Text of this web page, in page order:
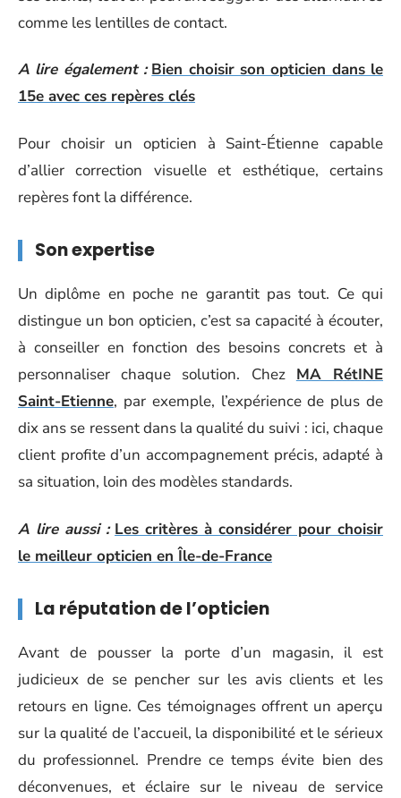
comme les lentilles de contact.
A lire également : Bien choisir son opticien dans le
15e avec ces repères clés
Pour choisir un opticien à Saint-Étienne capable
d’allier correction visuelle et esthétique, certains
repères font la différence.
Son expertise
Un diplôme en poche ne garantit pas tout. Ce qui
distingue un bon opticien, c’est sa capacité à écouter,
à conseiller en fonction des besoins concrets et à
personnaliser chaque solution. Chez MA RétINE
Saint-Etienne, par exemple, l’expérience de plus de
dix ans se ressent dans la qualité du suivi : ici, chaque
client profite d’un accompagnement précis, adapté à
sa situation, loin des modèles standards.
A lire aussi : Les critères à considérer pour choisir
le meilleur opticien en Île-de-France
La réputation de l’opticien
Avant de pousser la porte d’un magasin, il est
judicieux de se pencher sur les avis clients et les
retours en ligne. Ces témoignages offrent un aperçu
sur la qualité de l’accueil, la disponibilité et le sérieux
du professionnel. Prendre ce temps évite bien des
déconvenues, et éclaire sur le niveau de service